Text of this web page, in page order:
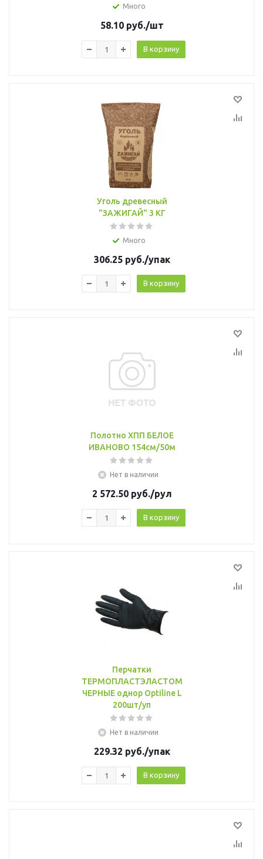
Много
58.10руб./шт
В корзину
Уголь древесный
"ЗАЖИГАЙ" 3 КГ
Много
306.25руб./упак
В корзину
Полотно ХПП БЕЛОЕ
ИВАНОВО 154см/50м
Нет в наличии
2 572.50руб./рул
В корзину
Перчатки
ТЕРМОПЛАСТЭЛАСТОМЕР
ЧЕРНЫЕ однор Optiline L
200шт/уп
Нет в наличии
229.32 руб./упак
В корзину